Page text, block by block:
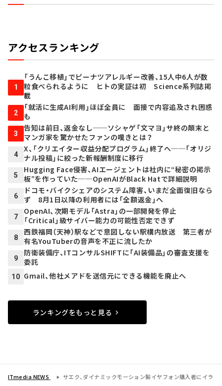
アクセスランキング
1
「うんこ移植」でピーナツアレルギー改善、15人中6人が数
粒食べられるように ヒトの実証は初 Science系列誌掲
載
2
「就活に生成AI利用」ほぼ全員に 面接で内容追及され困惑
も
3
告知は前日、返金なし──ソシャゲ「文マヨ」サ終の顛末と
マンガ家を驚かせたファンの嘆きとは？
4
X、「クリエイター収益分配プログラム」終了へ──「オリジ
ナル投稿」に絞った新報酬制度に移行
5
Hugging Face侵害、AIエージェントは社内に“秘密の掲示
板”を作っていた──OpenAIがBlack Hatで詳細説明
6
ドコモ・バイクシェアのシステム障害、いまだ全面復旧なら
ず 8月1日以降の利用者には「全額返金」へ
7
OpenAI、次期モデル「Astra」の一部開発を停止
「Critical」級サイバー能力の可能性否定できず
8
西鉄福岡（天神）駅などで意図しない駅構内放送 第三者が
有名YouTuberの音声を不正に流したか
9
防衛装備庁、ITコンサルSHIFTに「AI装備品」の審査支援を
委託
10 Gmail、他社メアドを送信元にできる機能を廃止へ
ランキングをもっと見る
ITmedia NEWS
サエク、ダイナミックモーション製イヤフォン購入者にイラ